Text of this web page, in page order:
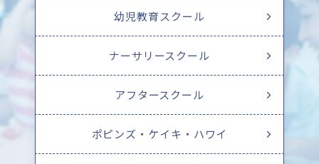
幼児教育スクール
ナーサリースクール
アフタースクール
ポピンズ・ケイキ・ハワイ